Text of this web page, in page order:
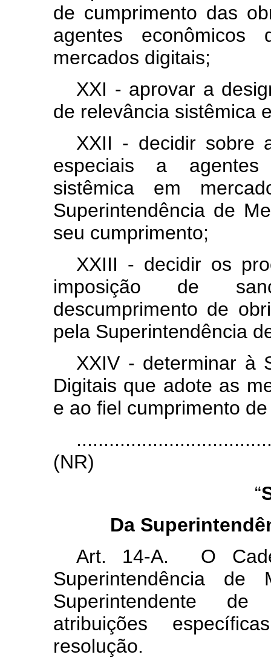
de cumprimento das
agentes econômicos
mercados digitais;
XXI - aprovar a
de relevância sistêmica
XXII - decidir sobre
especiais a agentes
sistêmica em
Superintendência de
seu cumprimento;
XXIII - decidir os
imposição de
descumprimento de
pela Superintendência
XXIV - determinar à
Digitais que adote as
e ao fiel cumprimento
(NR)
“
Da
Art. 14-A. O
Superintendência de
Superintendente
atribuições
resolução.